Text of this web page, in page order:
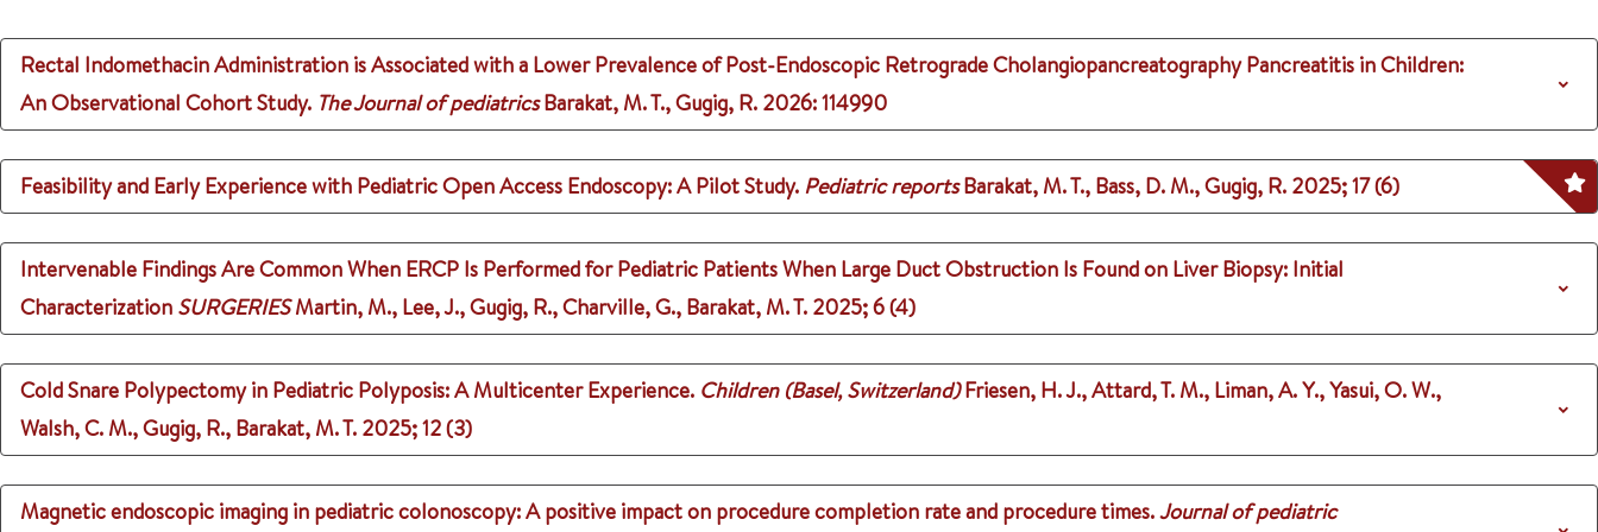
Rectal Indomethacin Administration is Associated with a Lower Prevalence of Post-Endoscopic Retrograde Cholangiopancreatography Pancreatitis in Children:
An Observational Cohort Study. The Journal of pediatrics Barakat, M. T., Gugig, R. 2026: 114990
Feasibility and Early Experience with Pediatric Open Access Endoscopy: A Pilot Study. Pediatric reports Barakat, M. T., Bass, D. M., Gugig, R. 2025;17 (6)
Intervenable Findings Are Common When ERCP Is Performed for Pediatric Patients When Large Duct Obstruction Is Found on Liver Biopsy: Initial
Characterization SURGERIES Martin, M., Lee, J., Gugig, R., Charville, G., Barakat, M. T. 2025;6 (4)
Cold Snare Polypectomy in Pediatric Polyposis: A Multicenter Experience. Children (Basel, Switzerland) Friesen, H. J., Attard, T. M., Liman, A. Y., Yasui, O. W.,
Walsh, C. M., Gugig, R., Barakat, M. T. 2025;12 (3)
Magnetic endoscopic imaging in pediatric colonoscopy: A positive impact on procedure completion rate and procedure times.Journal of pediatric